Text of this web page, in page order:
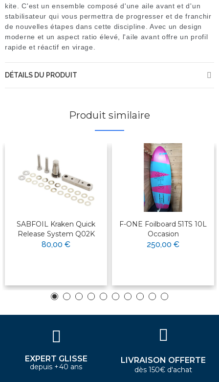
kite. C'est un ensemble composé d'une aile avant et d'un
stabilisateur qui vous permettra de progresser et de franchir
de nouvelles étapes dans cette discipline. Avec un design
moderne et un aspect ratio élevé, l'aile avant offre un profil
rapide et réactif en virage.
DÉTAILS DU PRODUIT
Produit similaire
SABFOIL Kraken Quick
Release System Q02K
80,00 €
F-ONE Foilboard 51TS 10L
Occasion
250,00 €
EXPERT GLISSE
depuis +40 ans
LIVRAISON OFFERTE
dès 150€ d'achat